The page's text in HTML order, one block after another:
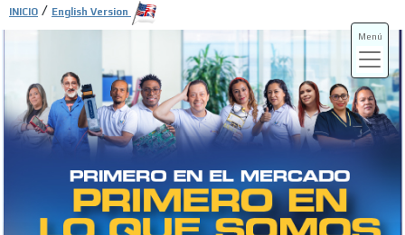
Menú
INICIO / English Version
ADS-3A
ADS-3B